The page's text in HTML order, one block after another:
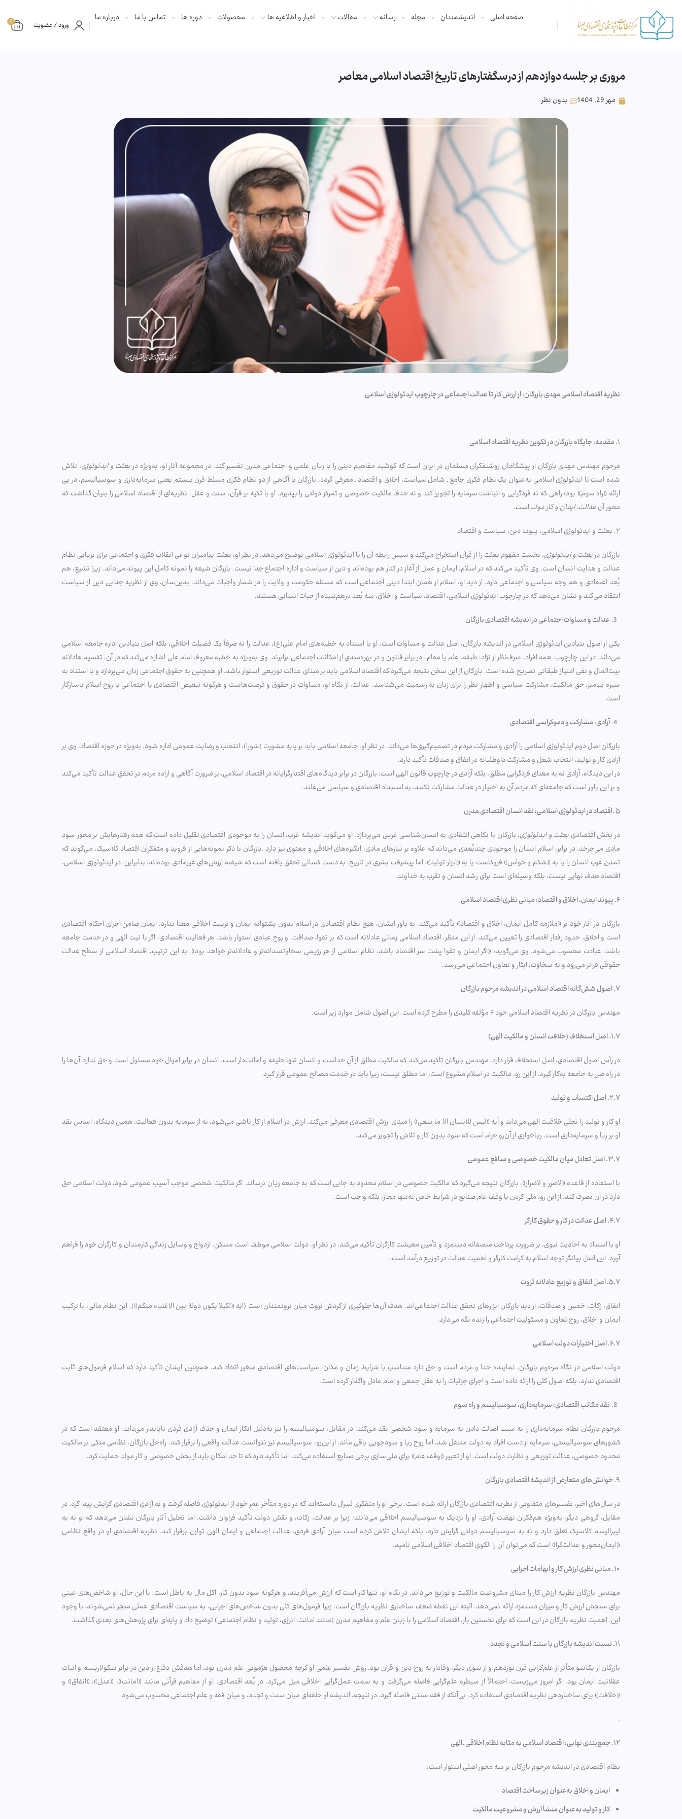
صفحه اصلی اندیشمندان مجله رسانه مقالات اخبار و اطلاعیه ها محصولات دوره ها تماس با ما درباره ما
ورود / عضویت 0
مروری بر جلسه دوازدهم از درسگفتارهای تاریخ اقتصاد اسلامی معاصر
مهر 29, 1404 بدون نظر
نظریه اقتصاد اسلامی مهدی بازرگان: از ارزش کار تا عدالت اجتماعی در چارچوب ایدئولوژی اسلامی
۱. مقدمه: جایگاه بازرگان در تکوین نظریه اقتصاد اسلامی
مرحوم مهندس مهدی بازرگان از پیشگامان روشنفکران مسلمان در ایران است که کوشید مفاهیم دینی را با زبان علمی و اجتماعی مدرن تفسیر کند. در مجموعه آثار او، به‌ویژه دربعثت و ایدئولوژی، تلاش
شده است تا ایدئولوژی اسلامی به‌عنوان یک نظام فکری جامع ـ شامل سیاست، اخلاق و اقتصاد ـ معرفی گردد. بازرگان با آگاهی از دو نظام فکری مسلط قرن بیستم یعنی سرمایه‌داری و سوسیالیسم، در پی
ارائه «راه سوم» بود؛ راهی که نه فردگرایی و انباشت سرمایه را تجویز کند و نه حذف مالکیت خصوصی و تمرکز دولتی را بپذیرد. او با تکیه بر قرآن، سنت و عقل، نظریه‌ای از اقتصاد اسلامی را بنیان گذاشت که
محور آنعدالت، ایمان و کار مولداست.
۲. بعثت و ایدئولوژی اسلامی: پیوند دین، سیاست و اقتصاد
بازرگان دربعثت و ایدئولوژی، نخست مفهوم بعثت را از قرآن استخراج می‌کند و سپس رابطه آن را با ایدئولوژی اسلامی توضیح می‌دهد. در نظر او، بعثت پیامبران نوعی انقلاب فکری و اجتماعی برای برپایی نظام
عدالت و هدایت انسان است. وی تأکید می‌کند که در اسلام، ایمان و عمل از آغاز در کنار هم بوده‌اند و دین از سیاست و اداره اجتماع جدا نیست. بازرگان شیعه را نمونه کامل این پیوند می‌داند. زیرا تشیع، هم
بُعد اعتقادی و هم وجه سیاسی و اجتماعی دارد. از دید او، اسلام از همان ابتدا دینی اجتماعی است که مسئله حکومت و ولایت را در شمار واجبات می‌داند. بدین‌سان، وی از نظریه جدایی دین از سیاست
انتقاد می‌کند و نشان می‌دهد که در چارچوب ایدئولوژی اسلامی، اقتصاد، سیاست و اخلاق، سه بُعد درهم‌تنیده از حیات انسانی هستند.
عدالت و مساوات اجتماعی در اندیشه اقتصادی بازرگان
یکی از اصول بنیادین ایدئولوژی اسلامی در اندیشه بازرگان، اصل عدالت و مساوات است. او با استناد به خطبه‌های امام علی(ع)، عدالت را نه صرفاً یک فضیلت اخلاقی، بلکه اصل بنیادین اداره جامعه اسلامی
می‌داند. در این چارچوب، همه افراد ـ صرف‌نظر از نژاد، طبقه، علم یا مقام ـ در برابر قانون و در بهره‌مندی از امکانات اجتماعی برابرند. وی به‌ویژه به خطبه معروف امام علی اشاره می‌کند که در آن، تقسیم عادلانه
بیت‌المال و نفی امتیاز طبقاتی تصریح شده است. بازرگان از این سخن نتیجه می‌گیرد که اقتصاد اسلامی باید بر مبنای عدالت توزیعی استوار باشد. او همچنین به حقوق اجتماعی زنان می‌پردازد و با استناد به
سیره پیامبر، حق مالکیت، مشارکت سیاسی و اظهار نظر را برای زنان به رسمیت می‌شناسد. عدالت، از نگاه او، مساوات در حقوق و فرصت‌هاست و هرگونه تبعیض اقتصادی یا اجتماعی با روح اسلام ناسازگار
است.
آزادی، مشارکت و دموکراسی اقتصادی
بازرگان اصل دوم ایدئولوژی اسلامی را آزادی و مشارکت مردم در تصمیم‌گیری‌ها می‌داند. در نظر او، جامعه اسلامی باید بر پایه مشورت (شورا)، انتخاب و رضایت عمومی اداره شود. به‌ویژه در حوزه اقتصاد، وی بر
آزادی کار و تولید، انتخاب شغل و مشارکت داوطلبانه در انفاق و صدقات تأکید دارد.
در این دیدگاه، آزادی نه به معنای فردگرایی مطلق، بلکه آزادی در چارچوب قانون الهی است. بازرگان در برابر دیدگاه‌های اقتدارگرایانه در اقتصاد اسلامی، بر ضرورت آگاهی و اراده مردم در تحقق عدالت تأکید می‌کند
و بر این باور است که جامعه‌ای که مردم آن به اختیار در عدالت مشارکت نکنند، به استبداد اقتصادی و سیاسی می‌غلتد.
۵.اقتصاد در ایدئولوژی اسلامی: نقد انسان اقتصادی مدرن
در بخش اقتصادیبعثت و ایدئولوژی، بازرگان با نگاهی انتقادی به انسان‌شناسی غربی می‌پردازد. او می‌گوید اندیشه غرب، انسان را به موجودی اقتصادی تقلیل داده است که همه رفتارهایش بر محور سود
مادی می‌چرخد. در برابر، اسلام انسان را موجودی چندبُعدی می‌داند که علاوه بر نیازهای مادی، انگیزه‌های اخلاقی و معنوی نیز دارد .بازرگان با ذکر نمونه‌هایی از فروید و متفکران اقتصاد کلاسیک، می‌گوید که
تمدن غرب انسان را یا به «شکم و حواس» فروکاست یا به «ابزار تولید». اما پیشرفت بشری در تاریخ، به دست کسانی تحقق یافته است که شیفته ارزش‌های غیرمادی بوده‌اند. بنابراین، در ایدئولوژی اسلامی،
اقتصاد هدف نهایی نیست، بلکه وسیله‌ای است برای رشد انسان و تقرب به خداوند.
۶.پیوند ایمان، اخلاق و اقتصاد: مبانی نظری اقتصاد اسلامی
بازرگان در آثار خود بر «ملازمه کامل ایمان، اخلاق و اقتصاد» تأکید می‌کند. به باور ایشان، هیچ نظام اقتصادی در اسلام بدون پشتوانه ایمان و تربیت اخلاقی معنا ندارد. ایمان ضامن اجرای احکام اقتصادی
است و اخلاق، حدود رفتار اقتصادی را تعیین می‌کند. از این منظر، اقتصاد اسلامی زمانی عادلانه است که بر تقوا، صداقت، و روح عبادی استوار باشد. هر فعالیت اقتصادی، اگر با نیت الهی و در خدمت جامعه
باشد، عبادت محسوب می‌شود. وی می‌گوید: «اگر ایمان و تقوا پشت سر اقتصاد باشد، نظام اسلامی از هر رژیمی سخاوتمندانه‌تر و عادلانه‌تر خواهد بود». به این ترتیب، اقتصاد اسلامی از سطح عدالت
حقوقی فراتر می‌رود و به سخاوت، ایثار و تعاون اجتماعی می‌رسد.
۷.اصول شش‌گانه اقتصاد اسلامی در اندیشه مرحوم بازرگان
مهندس بازرگان در نظریه اقتصاد اسلامی خود ۶ مؤلفه کلیدی را مطرح کرده است. این اصول شامل موارد زیر است.
۱.۷. اصل استخلاف (خلافت انسان و مالکیت الهی)
در رأس اصول اقتصادی، اصل استخلاف قرار دارد. مهندس بازرگان تأکید می‌کند که مالکیت مطلق از آنِ خداست و انسان تنها خلیفه و امانت‌دار است. انسان در برابر اموال خود مسئول است و حق ندارد آن‌ها را
در راه ضرر به جامعه به‌کار گیرد. از این رو، مالکیت در اسلام مشروع است، اما مطلق نیست؛ زیرا باید در خدمت مصالح عمومی قرار گیرد.
۲.۷. اصل اکتساب و تولید
او کار و تولید را تجلی خلاقیت الهی می‌داند و آیه «لیس للانسان الا ما سعی» را مبنای ارزش اقتصادی معرفی می‌کند. ارزش در اسلام از کار ناشی می‌شود، نه از سرمایه بدون فعالیت. همین دیدگاه، اساس نقد
او بر ربا و سرمایه‌داری است. رباخواری از آن‌رو حرام است که سود بدون کار و تلاش را تجویز می‌کند.
۳.۷. اصل تعادل میان مالکیت خصوصی و منافع عمومی
با استفاده از قاعده «لاضرر و لاضرار»، بازرگان نتیجه می‌گیرد که مالکیت خصوصی در اسلام محدود به جایی است که به جامعه زیان نرساند. اگر مالکیت شخصی موجب آسیب عمومی شود، دولت اسلامی حق
دارد در آن تصرف کند. از این رو، ملی کردن یا وقف عام صنایع در شرایط خاص نه‌تنها مجاز، بلکه واجب است.
۴.۷. اصل عدالت در کار و حقوق کارگر
او با استناد به احادیث نبوی، بر ضرورت پرداخت منصفانه دستمزد و تأمین معیشت کارگران تأکید می‌کند. در نظر او، دولت اسلامی موظف است مسکن، ازدواج و وسایل زندگی کارمندان و کارگران خود را فراهم
آورد. این اصل بیانگر توجه اسلام به کرامت کارگر و اهمیت عدالت در توزیع درآمد است.
۵.۷. اصل انفاق و توزیع عادلانه ثروت
انفاق، زکات، خمس و صدقات، از دید بازرگان ابزارهای تحقق عدالت اجتماعی‌اند. هدف آن‌ها جلوگیری از گردش ثروت میان ثروتمندان است (آیه «لکیلا یکون دولة بین الاغنیاء منکم»). این نظام مالی، با ترکیب
ایمان و اخلاق، روح تعاون و مسئولیت اجتماعی را زنده نگه می‌دارد.
۶.۷. اصل اختیارات دولت اسلامی
دولت اسلامی در نگاه مرحوم بازرگان، نماینده خدا و مردم است و حق دارد متناسب با شرایط زمان و مکان، سیاست‌های اقتصادی متغیر اتخاذ کند. همچنین ایشان تأکید دارد که اسلام فرمول‌های ثابت
اقتصادی ندارد، بلکه اصول کلی را ارائه داده است و اجرای جزئیات را به عقل جمعی و امام عادل واگذار کرده است.
نقد مکاتب اقتصادی: سرمایه‌داری، سوسیالیسم و راه سوم
مرحوم بازرگان نظام سرمایه‌داری را به سبب اصالت دادن به سرمایه و سود شخصی نقد می‌کند. در مقابل، سوسیالیسم را نیز به‌دلیل انکار ایمان و حذف آزادی فردی ناپایدار می‌داند. او معتقد است که در
کشورهای سوسیالیستی، سرمایه از دست افراد به دولت منتقل شد، اما روح ربا و سودجویی باقی ماند. از این‌رو، سوسیالیسم نیز نتوانست عدالت واقعی را برقرار کند. راه‌حل بازرگان، نظامی متکی بر مالکیت
محدود خصوصی، عدالت توزیعی و نظارت دولت است. او از تعبیر «وقف عام» برای ملی‌سازی برخی صنایع استفاده می‌کند، اما تأکید دارد که تا حد امکان باید از بخش خصوصی و کار مولد حمایت کرد.
۹.خوانش‌های متعارض از اندیشه اقتصادی بازرگان
در سال‌های اخیر، تفسیرهای متفاوتی از نظریه اقتصادی بازرگان ارائه شده است. برخی او را متفکری لیبرال دانسته‌اند که در دوره متأخر عمر خود از ایدئولوژی فاصله گرفت و به آزادی اقتصادی گرایش پیدا کرد. در
مقابل، گروهی دیگر، به‌ویژه هم‌فکران نهضت آزادی، او را نزدیک به سوسیالیسم اخلاقی می‌دانند؛ زیرا بر عدالت، زکات، و نقش دولت تأکید فراوان داشت. اما تحلیل آثار بازرگان نشان می‌دهد که او نه به
لیبرالیسم کلاسیک تعلق دارد و نه به سوسیالیسم دولتی گرایش دارد. بلکه ایشان تلاش کرده است میان آزادی فردی، عدالت اجتماعی و ایمان الهی توازن برقرار کند. نظریه اقتصادی او در واقع نظامی
«ایمان‌محور و عدالت‌گرا» است که می‌توان آن را الگوی اقتصاد اخلاقی اسلامی نامید.
۱۰.مبانی نظری ارزش کار و ابهامات اجرایی
مهندس بازرگان نظریه ارزش کار را مبنای مشروعیت مالکیت و توزیع می‌داند. در نگاه او، تنها کار است که ارزش می‌آفریند، و هرگونه سود بدون کار، اکل مال به باطل است. با این حال، او شاخص‌های عینی
برای سنجش ارزش کار و میزان دستمزد ارائه نمی‌دهد. البته این نقطه ضعف ساختاری نظریه بازرگان است. زیرا فرمول‌های کلی بدون شاخص‌های اجرایی، به سیاست اقتصادی عملی منجر نمی‌شوند. با وجود
این، اهمیت نظریه بازرگان در این است که برای نخستین بار، اقتصاد اسلامی را با زبان علم و مفاهیم مدرن (مانند امانت، انرژی، تولید و نظام اجتماعی) توضیح داد و پایه‌ای برای پژوهش‌های بعدی گذاشت.
۱۱. نسبت اندیشه بازرگان با سنت اسلامی و تجدد
بازرگان از یک‌سو متأثر از علم‌گرایی قرن نوزدهم و از سوی دیگر، وفادار به روح دین و قرآن بود. روش تفسیر علمی او گرچه محصول هژمونی علم مدرن بود، اما هدفش دفاع از دین در برابر سکولاریسم و اثبات
عقلانیت ایمان بود. اگر امروز می‌زیست، احتمالاً از سیطره علم‌گرایی فاصله می‌گرفت و به سمت عمل‌گرایی اخلاقی میل می‌کرد. در بُعد اقتصادی، او از مفاهیم قرآنی مانند «امانت»، «عدل»، «انفاق» و
«خلافت» برای ساختاردهی نظریه اقتصادی استفاده کرد، بی‌آنکه از فقه سنتی فاصله گیرد. در نتیجه، اندیشه او حلقه‌ای میان سنت و تجدد، و میان فقه و علم اجتماعی محسوب می‌شود
.
۱۲.جمع‌بندی نهایی: اقتصاد اسلامی به مثابه نظام اخلاقی ـ الهی
نظام اقتصادی در اندیشه مرحوم بازرگان بر سه محور اصلی استوار است:
ایمان و اخلاق به‌عنوان زیرساخت اقتصاد
کار و تولید به‌عنوان منشأ ارزش و مشروعیت مالکیت